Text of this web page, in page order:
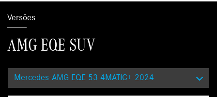
Versões
AMG EQE SUV
Mercedes-AMG EQE 53 4MATIC+ 2024